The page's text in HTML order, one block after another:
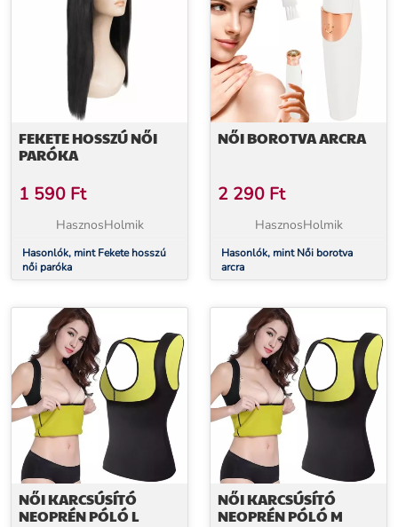
FEKETE HOSSZÚ NŐI
PARÓKA
1 590 Ft
HasznosHolmik
Hasonlók, mint Fekete hosszú
női paróka
NŐI BOROTVA ARCRA
2 290 Ft
HasznosHolmik
Hasonlók, mint Női borotva
arcra
NŐI KARCSÚSÍTÓ
NEOPRÉN PÓLÓ L
NŐI KARCSÚSÍTÓ
NEOPRÉN PÓLÓ M